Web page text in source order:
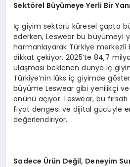
Sektörel Büyümeye Yerli Bir
İç giyim sektörü küresel çapta
ederken, Leswear bu büyümeyi
harmanlayarak Türkiye merkezli
dikkat çekiyor. 2025’te 84,7
ulaşması beklenen dünya iç
Türkiye’nin lüks iç giyimde
büyüme Leswear gibi yenilikçi
önünü açıyor. Leswear, bu
fiyat dengesi ve dijital gücüyle
değerlendiriyor.
Sadece Ürün Değil, Deneyim